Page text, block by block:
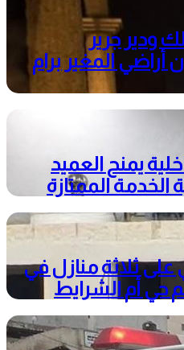
ودير جرير
المغير برام
يمنح العميد
الخدمة الممتازة
على ثلاثة منازل في
حي أم الشرايط